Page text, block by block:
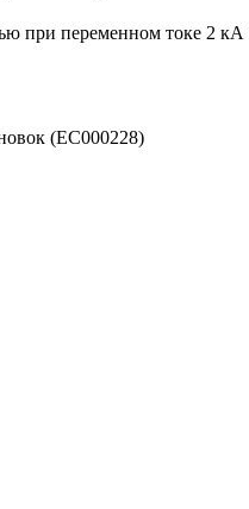
при переменном токе 2
(EC000228)